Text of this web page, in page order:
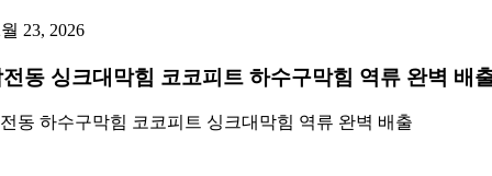
23, 2026
동 싱크대막힘 코코피트 하수구막힘 역류 완벽 배
동 하수구막힘 코코피트 싱크대막힘 역류 완벽 배출